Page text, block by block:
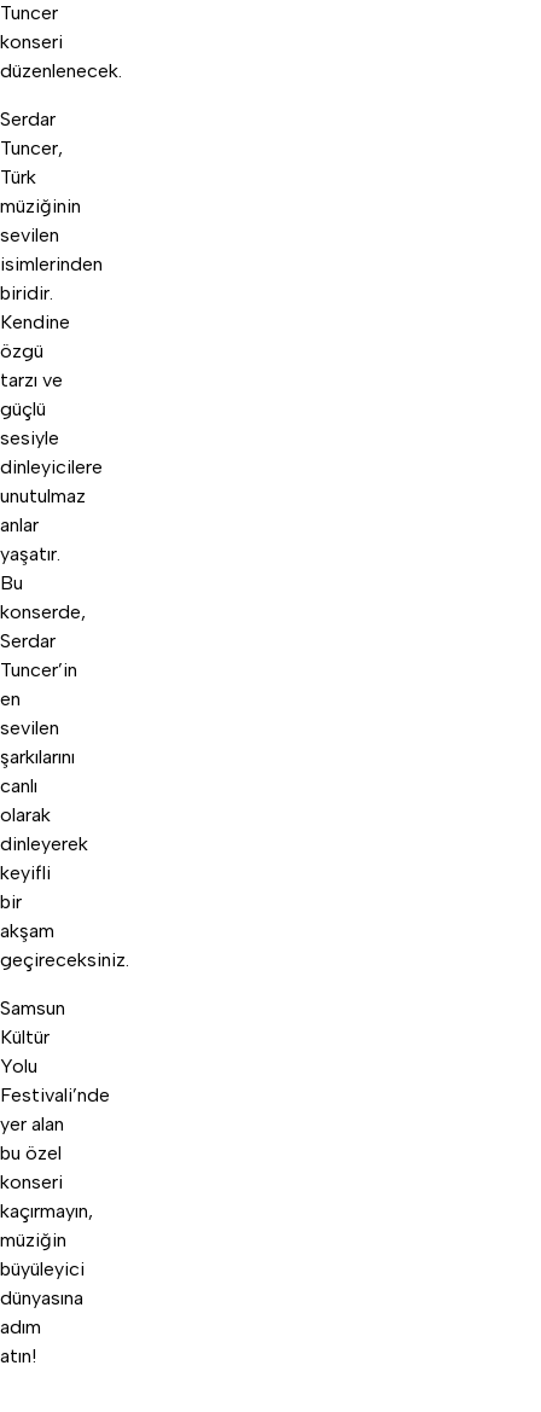
Tuncer
konseri
düzenlenecek.
Serdar
Tuncer,
Türk
müziğinin
sevilen
isimlerinden
biridir.
Kendine
özgü
tarzı ve
güçlü
sesiyle
dinleyicilere
unutulmaz
anlar
yaşatır.
Bu
konserde,
Serdar
Tuncer’in
en
sevilen
şarkılarını
canlı
olarak
dinleyerek
keyifli
bir
akşam
geçireceksiniz.
Samsun
Kültür
Yolu
Festivali’nde
yer alan
bu özel
konseri
kaçırmayın,
müziğin
büyüleyici
dünyasına
adım
atın!